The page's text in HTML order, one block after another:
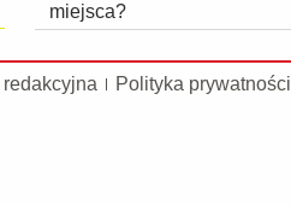
miejsca?
Polityka prywatności